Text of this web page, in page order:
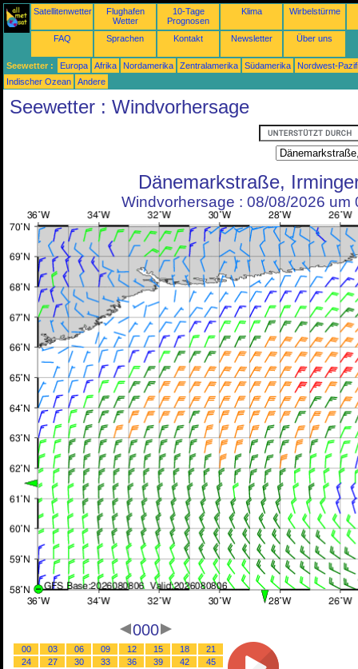
Satellitenwetter
Flughafen
Wetter
10-Tage
Prognosen
Klima Wirbelstürme
FAQ Sprachen Kontakt Newsletter Über uns
Seewetter : Europa Afrika Nordamerika Zentralamerika Südamerika
Nordwest-
Indischer Ozean
Andere
Seewetter : Windvorhersage
Dänemarkstraße,
Windvorhersage : 08/08/2026 um
000
00 03 06 09 12 15 18
21
24
27 30 33 36 39 42
45